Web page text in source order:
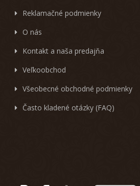
Reklamačné podmienky
O nás
Kontakt a naša predajňa
Veľkoobchod
Všeobecné obchodné podmienky
Často kladené otázky (FAQ)